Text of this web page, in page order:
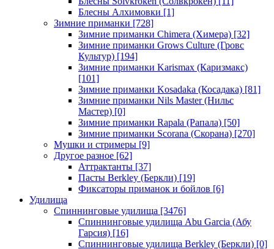
Блесны Алхимовки [1]
Зимние приманки [728]
Зимние приманки Chimera (Химера) [32]
Зимние приманки Grows Culture (Гровс
Культур) [194]
Зимние приманки Karismax (Каризмакс)
[101]
Зимние приманки Kosadaka (Косадака) [81]
Зимние приманки Nils Master (Нильс
Мастер) [0]
Зимние приманки Rapala (Рапала) [50]
Зимние приманки Scorana (Скорана) [270]
Мушки и стримеры [9]
Другое разное [62]
Аттрактанты [37]
Пасты Berkley (Беркли) [19]
Фиксаторы приманок и бойлов [6]
Удилища
Спиннинговые удилища [3476]
Спиннинговые удилища Abu Garcia (Абу
Гарсия) [16]
Спиннинговые удилища Berkley (Беркли) [0]